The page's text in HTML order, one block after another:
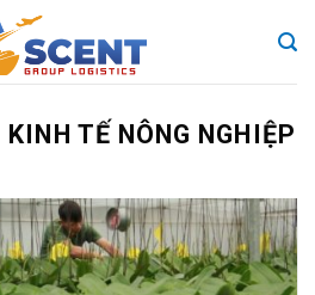
KINH TẾ NÔNG NGHIỆP